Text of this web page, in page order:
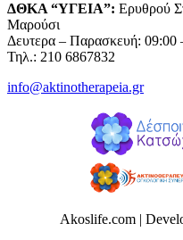
ΔΘΚΑ “ΥΓΕΙΑ”: Ερυθρού
Μαρούσι
Δευτερα – Παρασκευή: 09:00
Τηλ.: 210 6867832
info@aktinotherapeia.gr
Akoslife.com |